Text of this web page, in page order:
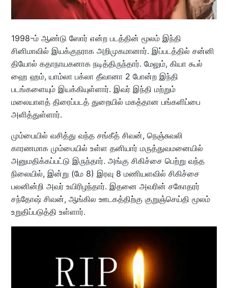
1998-ம் ஆண்டு ஸோர் என்ற படத்தின் மூலம் இந்தி
சினிமாவில் இயக்குநராக அறிமுகமானார். இப்படத்தில் சன்னி
தியோல் கதாநாயகனாக நடித்திருந்தார். மேலும், கியா கூல்
ஹை ஹம், யாம்லா பக்லா தீவானா 2 போன்ற இந்தி
படங்களையும் இயக்கியுள்ளார். இவர் இந்தி மற்றும்
மலையாளத் திரைப்படத் துறையில் மகத்தான பங்களிப்பை
அளித்துள்ளார்.
மும்பையில் வசித்து வந்த சங்கீத் சிவன், நெஞ்சுவலி
காரணமாக மும்பையில் உள்ள தனியார் மருத்துவமனையில்
அனுமதிக்கப்பட்டு இருந்தார். அங்கு சிகிச்சை பெற்று வந்த
நிலையில், இன்று (மே 8) இரவு 8 மணியளவில் சிகிச்சை
பலனின்றி அவர் உயிரிழந்தார். இதனை அவரின் சகோதரர்
சந்தோஷ் சிவன், ஆங்கில ஊடகத்திற்கு குறுஞ்செய்தி மூலம்
உறுதிப்படுத்தி உள்ளார்.